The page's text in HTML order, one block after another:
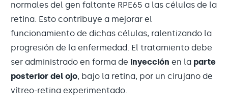
normales del gen faltante RPE65 a las células de la
retina. Esto contribuye a mejorar el
funcionamiento de dichas células, ralentizando la
progresión de la enfermedad. El tratamiento debe
ser administrado en forma de inyección en la parte
posterior del ojo, bajo la retina, por un cirujano de
vítreo-retina experimentado.